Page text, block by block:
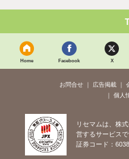
Home Facebook X
お問合せ 広告掲載
個人
リセマムは、株
営するサービスで
証券コード：6038